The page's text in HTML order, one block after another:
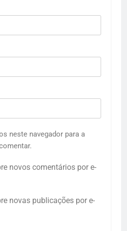
neste navegador para a
novos comentários por e-
novas publicações por e-